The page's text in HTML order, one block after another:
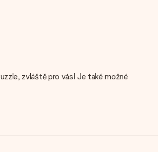
zvláště pro vás! Je také možné